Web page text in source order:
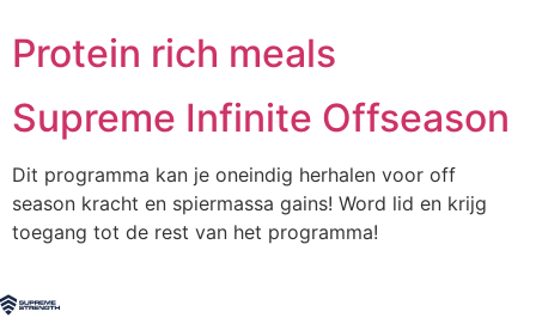
Protein rich meals
Supreme Infinite Offseason
Dit programma kan je oneindig herhalen voor off
season kracht en spiermassa gains! Word lid en krijg
toegang tot de rest van het programma!